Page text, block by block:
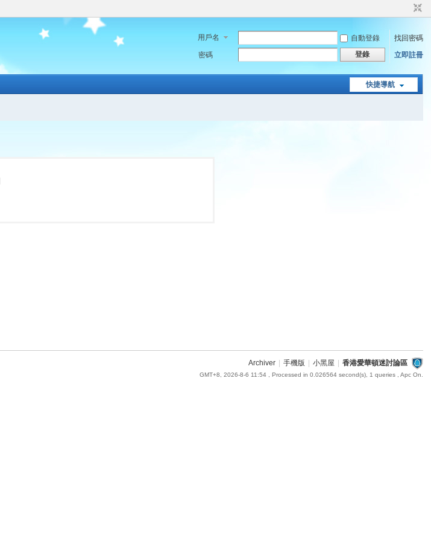
用戶名 自動登錄
找回密碼
密碼
登錄 立即註冊
快捷導航
Archiver 手機版 小黑屋 香港愛華頓迷討論區
GMT+8, 2026-8-6 11:54, Processed in 0.026564 second(s), 1 queries , Apc On.